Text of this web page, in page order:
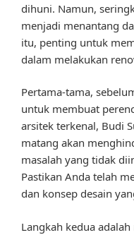
dihuni. Namun,
menjadi menantang
itu, penting untuk
dalam melakukan
Pertama-tama,
untuk membuat
arsitek terkenal, Budi
matang akan
masalah yang tidak
Pastikan Anda telah
dan konsep desain
Langkah kedua